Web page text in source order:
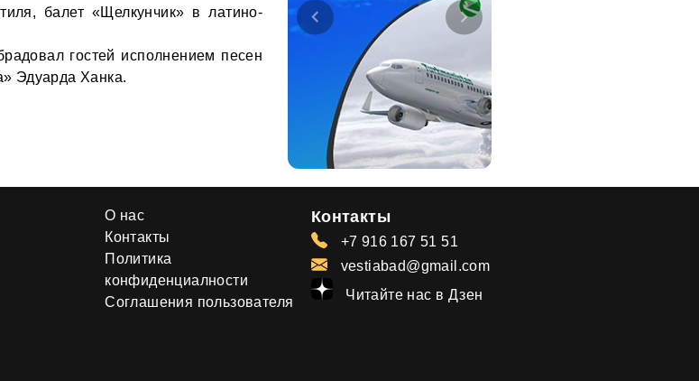
балет «Щелкунчик» в латино-
гостей исполнением песен
Эдуарда Ханка.
О нас
Контакты
Политика
конфиденциалности
Соглашения пользователя
Контакты
+7 916 167 51 51
vestiabad@gmail.com
Читайте нас в Дзен